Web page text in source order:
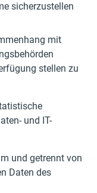
sicherzustellen
mit
stellen zu
und IT-
und getrennt von
Daten des